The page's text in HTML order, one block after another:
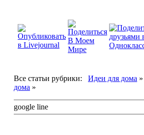
Все статьи рубрики: Идеи для дома »
дома »
google line